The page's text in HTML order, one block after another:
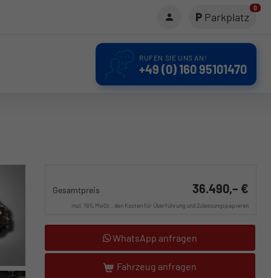
Parkplatz
0
RUFEN SIE UNS AN!
+49 (0) 160 95101470
Gesamtpreis 36.490,– €
incl. 19% MwSt., den Kosten für Überführung und Zulassungspapieren
WhatsApp anfragen
Fahrzeug anfragen